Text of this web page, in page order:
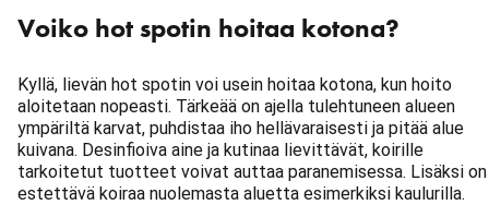
Voiko hot spotin hoitaa kotona?
Kyllä, lievän hot spotin voi usein hoitaa kotona, kun hoito
aloitetaan nopeasti. Tärkeää on ajella tulehtuneen alueen
ympäriltä karvat, puhdistaa iho hellävaraisesti ja pitää alue
kuivana. Desinfioiva aine ja kutinaa lievittävät, koirille
tarkoitetut tuotteet voivat auttaa paranemisessa. Lisäksi on
estettävä koiraa nuolemasta aluetta esimerkiksi kaulurilla.